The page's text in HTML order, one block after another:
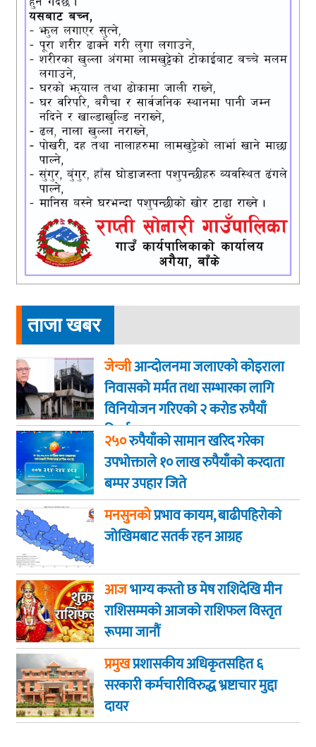
ताजा खबर
जेन्जीआन्दोलनमा जलाएकाे कोइराला
निवासको मर्मत तथा सम्भारका लागि
विनियोजन गरिएको २ करोड रुपैयाँ
फिर्ता
२५०रुपैयाँको सामान खरिद गरेका
उपभोक्ताले १० लाख रुपैयाँको करदाता
बम्पर उपहार जिते
मनसुनकोप्रभाव कायम, बाढीपहिरोको
जोखिमबाट सतर्क रहन आग्रह
आजभाग्य कस्ताे छ मेष राशिदेखि मीन
राशिसम्मको आजको राशिफल विस्तृत
रूपमा जानौं
प्रमुखप्रशासकीय अधिकृतसहित ६
सरकारी कर्मचारीविरुद्ध भ्रष्टाचार मुद्दा
दायर